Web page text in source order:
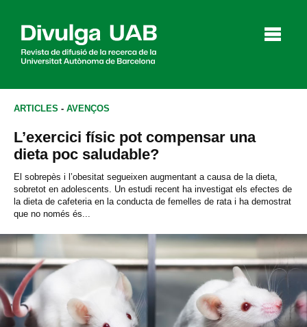
Entrevistes Vídeos
English Español
CERCAR
ARTICLES - AVENÇOS
L’exercici físic pot compensar una
dieta poc saludable?
El sobrepès i l’obesitat segueixen augmentant a causa de la dieta,
sobretot en adolescents. Un estudi recent ha investigat els efectes de
la dieta de cafeteria en la conducta de femelles de rata i ha demostrat
que no només és...